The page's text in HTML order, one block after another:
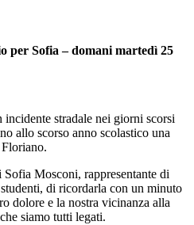
per Sofia – domani martedì 25
stradale nei giorni scorsi
allo scorso anno scolastico una
Mosconi, rappresentante di
di ricordarla con un minuto
dolore e la nostra vicinanza alla
siamo tutti legati.